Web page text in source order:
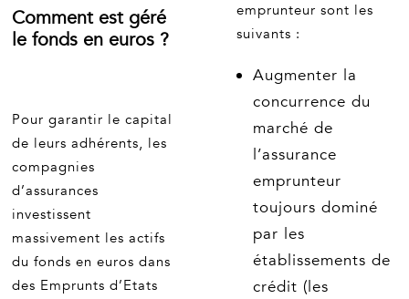
Comment est géré
le fonds en euros ?
Pour garantir le capital
de leurs adhérents, les
compagnies
d’assurances
investissent
massivement les actifs
du fonds en euros dans
des Emprunts d’Etats
emprunteur sont les
suivants :
Augmenter la
concurrence du
marché de
l’assurance
emprunteur
toujours dominé
par les
établissements de
crédit (les